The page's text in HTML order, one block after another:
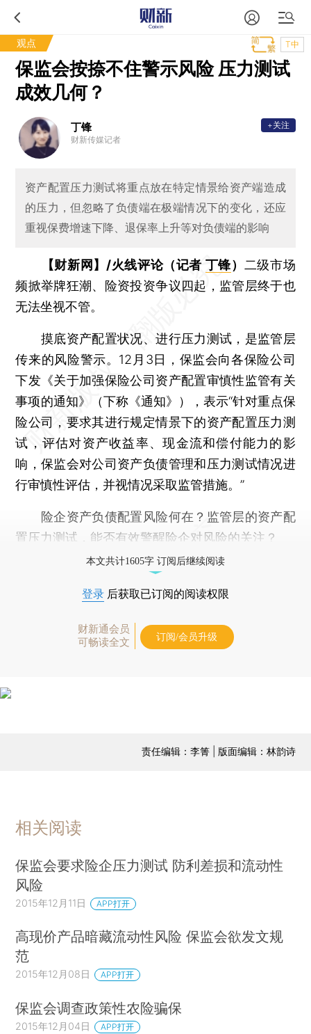
观点 T中
保监会按捺不住警示风险 压力测试
成效几何？
丁锋
财新传媒记者
+关注
资产配置压力测试将重点放在特定情景给资产端造成
的压力，但忽略了负债端在极端情况下的变化，还应
重视保费增速下降、退保率上升等对负债端的影响
【财新网】/火线评论（记者 丁锋） 二级市场
频掀举牌狂潮、险资投资争议四起，监管层终于也
无法坐视不管。
摸底资产配置状况、进行压力测试，是监管层
传来的风险警示。12月3日，保监会向各保险公司
下发《关于加强保险公司资产配置审慎性监管有关
事项的通知》（下称《通知》），表示“针对重点保
险公司，要求其进行规定情景下的资产配置压力测
试，评估对资产收益率、现金流和偿付能力的影
响，保监会对公司资产负债管理和压力测试情况进
行审慎性评估，并视情况采取监管措施。”
险企资产负债配置风险何在？监管层的资产配
置压力测试，能否有效警醒险企对风险的关注？
本文共计1605字 订阅后继续阅读
登录 后获取已订阅的阅读权限
财新通会员
可畅读全文
订阅/会员升级
责任编辑：李箐 | 版面编辑：林韵诗
相关阅读
保监会要求险企压力测试 防利差损和流动性
风险
2015年12月11日 APP打开
高现价产品暗藏流动性风险 保监会欲发文规
范
2015年12月08日 APP打开
保监会调查政策性农险骗保
2015年12月04日 APP打开